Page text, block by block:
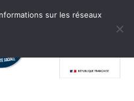
sur les réseaux